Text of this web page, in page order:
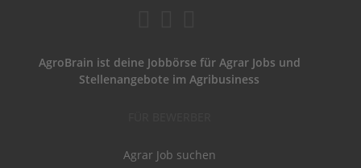
AgroBrain ist deine Jobbörse für Agrar Jobs und
Stellenangebote im Agribusiness
Agrar Job suchen